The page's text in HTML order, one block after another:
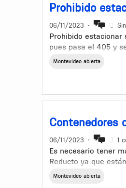
Prohibido
06/11/2023 •
Prohibido estacionar
pues pasa el 405 y
Montevideo abierta
Contenedores
06/11/2023 • 1
Es necesario tener
Reducto ya que
y las veredas, pero
Montevideo abierta